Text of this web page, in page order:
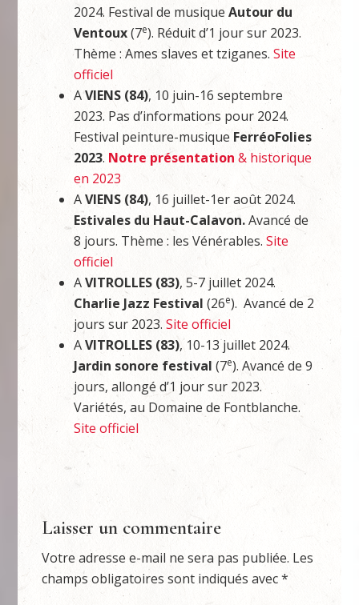
2024. Festival de musiqueAutour du
Ventoux(7e). Réduit d’1 jour sur 2023.
Thème : Ames slaves et tziganes.Site
officiel
AVIENS (84), 10 juin-16 septembre
2023. Pas d’informations pour 2024.
Festival peinture-musique FerréoFolies
2023. Notre présentation& historique
en 2023
AVIENS (84), 16 juillet-1er août 2024.
Estivales du Haut-Calavon.Avancé de
8 jours. Thème : les Vénérables.Site
officiel
AVITROLLES (83), 5-7 juillet 2024.
Charlie Jazz Festival (26e). Avancé de 2
jours sur 2023.Site officiel
AVITROLLES (83), 10-13 juillet 2024.
Jardin sonore festival(7e). Avancé de 9
jours, allongé d’1 jour sur 2023.
Variétés, au Domaine de Fontblanche.
Site officiel
Laisser un commentaire
Votre adresse e-mail ne sera pas publiée. Les
champs obligatoires sont indiqués avec*